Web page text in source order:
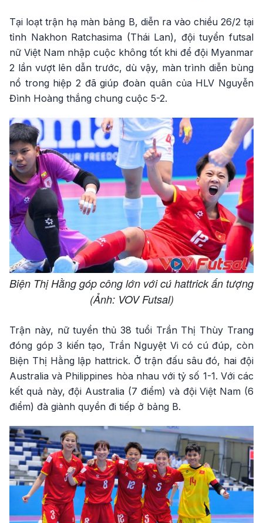
Tại loạt trận hạ màn bảng B, diễn ra vào chiều 26/2 tại
tỉnh Nakhon Ratchasima (Thái Lan), đội tuyển futsal
nữ Việt Nam nhập cuộc không tốt khi để đội Myanmar
2 lần vượt lên dẫn trước, dù vậy, màn trình diễn bùng
nổ trong hiệp 2 đã giúp đoàn quân của HLV Nguyễn
Đình Hoàng thắng chung cuộc 5-2.
Biện Thị Hằng góp công lớn với cú hattrick ấn tượng
(Ảnh: VOV Futsal)
Trận này, nữ tuyển thủ 38 tuổi Trần Thị Thùy Trang
đóng góp 3 kiến tạo, Trần Nguyệt Vi có cú đúp, còn
Biện Thị Hằng lập hattrick. Ở trận đấu sâu đó, hai đội
Australia và Philippines hòa nhau với tỷ số 1-1. Với các
kết quả này, đội Australia (7 điểm) và đội Việt Nam (6
điểm) đà giành quyền đi tiếp ở bảng B.